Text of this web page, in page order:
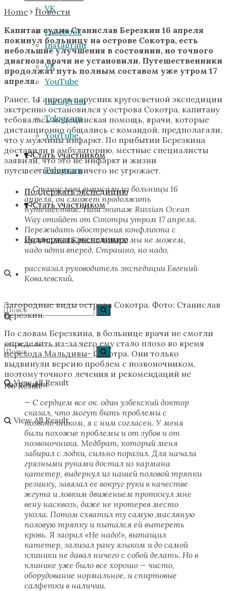
VK
Instagram
YouTube
Telegram
Стать участником
Поддержать экспедицию
No Result
View All Result
Facebook
VK
Instagram
YouTube
Telegram
Стать участником
Поддержать экспедицию
No Result
View All Result
Home
Новости
Капитан судна Станислав Березкин 16 апреля
покинул больницу на острове Сокотра, есть
небольшие улучшения в состоянии, но точного
диагноза врачи не установили. Путешественники
продолжат путь полным составом уже утром 17
апреля.
Ранее, 14 апреля парусник кругосветной экспедиции
экстренно остановился у острова Сокотра, капитану
тебовалась медецинская помощь, врачи, которые
дистанционно общались с командой, предполагали,
что у мужчины инфаркт. По прибытии Березкина
доставили в амбулаторию, местные специалисты
заявили, что это не инфаркт и жизни
путешественника ничего не угрожает.
— Станислава выписали из больницы 16
апреля, он сможет продолжить
путешествие. Наш экипаж Russian Ocean
Way отойдет от Сокотры утром 17 апреля.
Пережидать обострения конфликта с
хуситами в Красном море мы не можем,
надо идти вперед. Страшно, но надо,
рассказал руководитель экспедиции Евгений
Ковалевский.
Загородные виды острова Сокотра. Фото: Станислав
Березкин.
По словам Березкина, в больнице врачи не смогли
определить из-за чего ему стало плохо во время
перехода Мальдивы- Сокотра. Они только
выдвинули версию проблем с позвоночником,
поэтому точного лечения и рекомендаций не
назначили.
— С сердцем все ок. один узбекский доктор
сказал, что могут быть проблемы с
позвоночником, я с ним согласен. У меня
были похожие проблемы и от зубов и от
позвоночника. Медбрат, который меня
забирал с лодки, сильно поразил. Для начала
грязными руками достал из кармана
катетер, выдернул из нашей половой тряпки
резинку, завязал ее вокруг руки в качестве
жгута и ловким движением проткнул мне
вену насквозь, даже не протерев место
укола. Потом схватил ту самую масляную
половую тряпку и пытался ей вытереть
кровь. Я заорал «Не надо!», вытащил
катетер, зализал рану языком и до самой
клиники не давал ничего с собой делать. Но в
клинике уже было все хорошо — чисто,
оборудование нормальное, и спиртовые
салфетки в наличии.